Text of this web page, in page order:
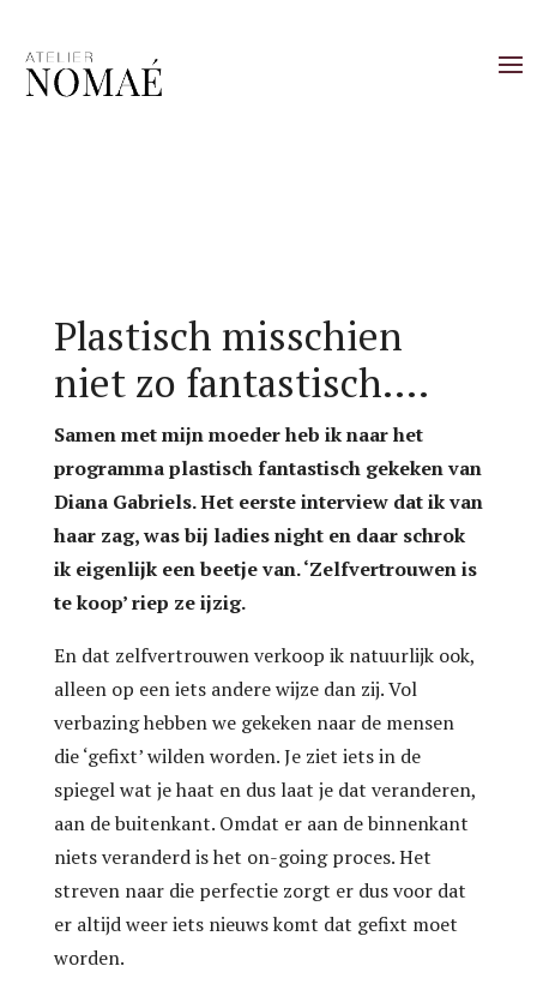
Plastisch misschien
niet zo fantastisch….
Samen met mijn moeder heb ik naar het
programma plastisch fantastisch gekeken van
Diana Gabriels. Het eerste interview dat ik van
haar zag, was bij ladies night en daar schrok
ik eigenlijk een beetje van. ‘Zelfvertrouwen is
te koop’ riep ze ijzig.
En dat zelfvertrouwen verkoop ik natuurlijk ook,
alleen op een iets andere wijze dan zij. Vol
verbazing hebben we gekeken naar de mensen
die ‘gefixt’ wilden worden. Je ziet iets in de
spiegel wat je haat en dus laat je dat veranderen,
aan de buitenkant. Omdat er aan de binnenkant
niets veranderd is het on-going proces. Het
streven naar die perfectie zorgt er dus voor dat
er altijd weer iets nieuws komt dat gefixt moet
worden.